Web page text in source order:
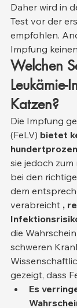
Daher wird in
Test vor der
empfohlen.
Impfung
Welchen
Leukämie-
Katzen?
Die Impfung
(FeLV) bietet
sie jedoch
bei den
dem
verabreicht ,
die
schweren
gezeigt, dass
Es